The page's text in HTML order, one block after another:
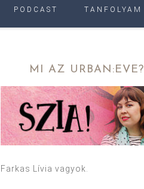
PODCAST TANFOLYAM
MI AZ URBAN:EVE?
Farkas Lívia vagyok.